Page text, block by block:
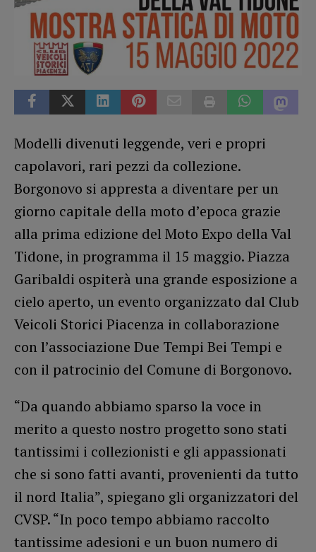
Modelli divenuti leggende, veri e propri
capolavori, rari pezzi da collezione.
Borgonovo si appresta a diventare per un
giorno capitale della moto d’epoca grazie
alla prima edizione del Moto Expo della Val
Tidone, in programma il 15 maggio. Piazza
Garibaldi ospiterà una grande esposizione a
cielo aperto, un evento organizzato dal Club
Veicoli Storici Piacenza in collaborazione
con l’associazione Due Tempi Bei Tempi e
con il patrocinio del Comune di Borgonovo.
“Da quando abbiamo sparso la voce in
merito a questo nostro progetto sono stati
tantissimi i collezionisti e gli appassionati
che si sono fatti avanti, provenienti da tutto
il nord Italia”, spiegano gli organizzatori del
CVSP. “In poco tempo abbiamo raccolto
tantissime adesioni e un buon numero di